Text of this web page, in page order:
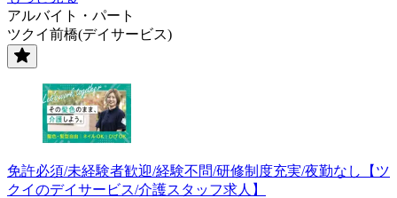
アルバイト・パート
ツクイ前橋(デイサービス)
免許必須/未経験者歓迎/経験不問/研修制度充実/夜勤なし【ツ
クイのデイサービス/介護スタッフ求人】